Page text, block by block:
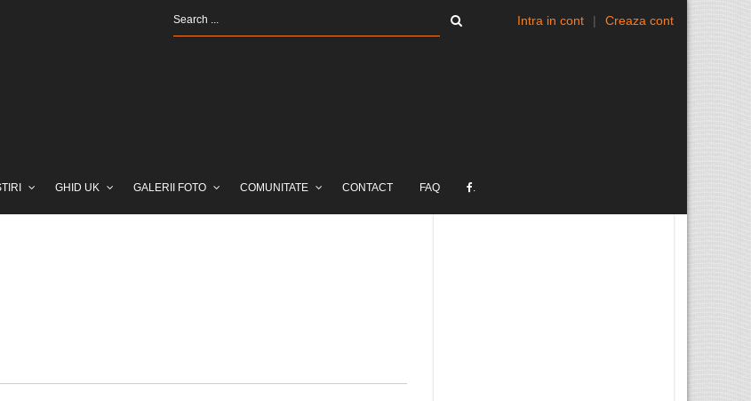
Intra in cont | Creaza cont
GHID UK GALERII FOTO COMUNITATE CONTACT FAQ .